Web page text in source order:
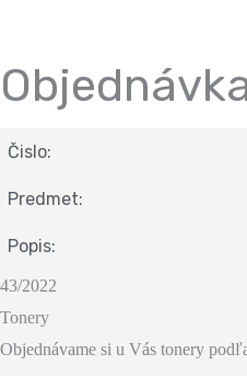
Čislo:
Predmet:
Popis:
43/2022
Tonery
Objednávame si u Vás tonery